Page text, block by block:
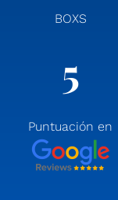
BOXS
5
Puntuación en